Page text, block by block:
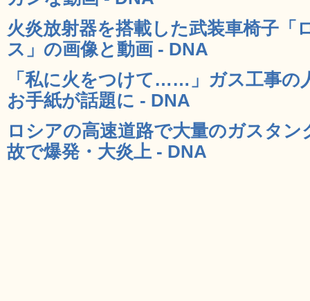
火炎放射器を搭載した武装車椅子「
ス」の画像と動画 - DNA
「私に火をつけて……」ガス工事の
お手紙が話題に - DNA
ロシアの高速道路で大量のガスタ
故で爆発・大炎上 - DNA